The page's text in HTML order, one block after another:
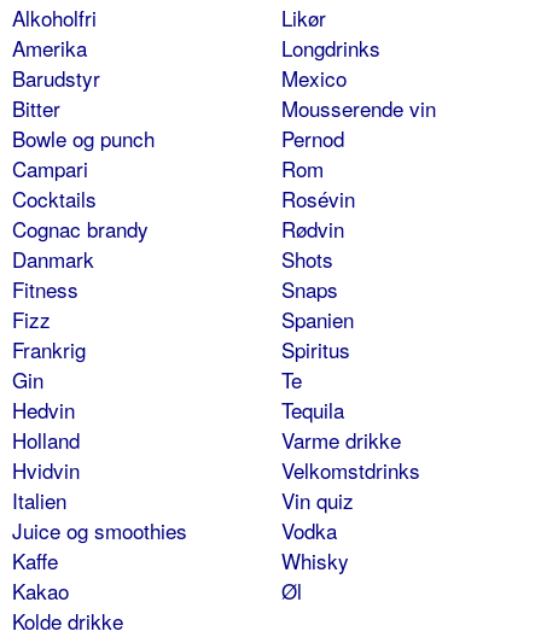
Alkoholfri
Amerika
Barudstyr
Bitter
Bowle og punch
Campari
Cocktails
Cognac brandy
Danmark
Fitness
Fizz
Frankrig
Gin
Hedvin
Holland
Hvidvin
Italien
Juice og smoothies
Kaffe
Kakao
Kolde drikke
Likør
Longdrinks
Mexico
Mousserende vin
Pernod
Rom
Rosévin
Rødvin
Shots
Snaps
Spanien
Spiritus
Te
Tequila
Varme drikke
Velkomstdrinks
Vin quiz
Vodka
Whisky
Øl